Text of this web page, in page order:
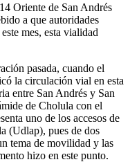
Oriente de San Andrés
a que autoridades
mes, esta vialidad
pasada, cuando el
la circulación vial en esta
entre San Andrés y San
de Cholula con el
uno de los accesos de
(Udlap), pues de dos
tema de movilidad y las
hizo en este punto.